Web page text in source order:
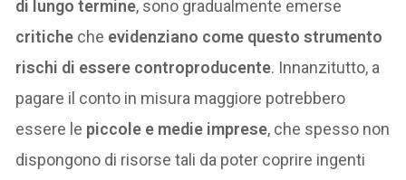
di lungo termine, sono gradualmente emerse
critiche che evidenziano come questo strumento
rischi di essere controproducente. Innanzitutto, a
pagare il conto in misura maggiore potrebbero
essere le piccole e medie imprese, che spesso non
dispongono di risorse tali da poter coprire ingenti